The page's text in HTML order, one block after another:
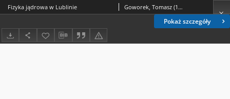
Pokaż szczegóły
Fizyka jądrowa w Lublinie Goworek, Tomasz (1934- )